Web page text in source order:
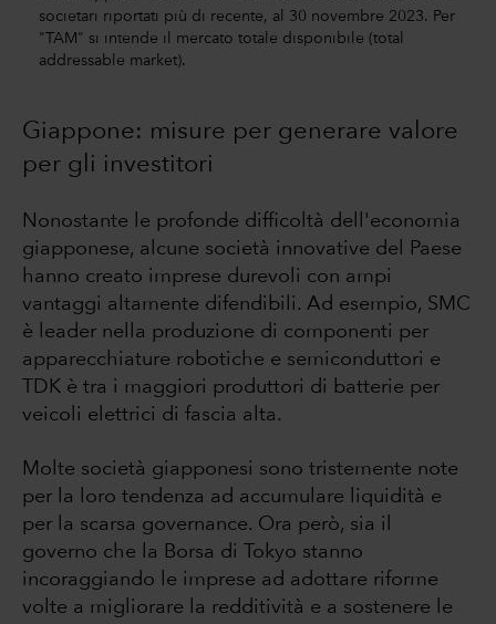
societari riportati più di recente, al 30 novembre 2023. Per
"TAM" si intende il mercato totale disponibile (total
addressable market).
Giappone: misure per generare valore
per gli investitori
Nonostante le profonde difficoltà dell'economia
giapponese, alcune società innovative del Paese
hanno creato imprese durevoli con ampi
vantaggi altamente difendibili. Ad esempio, SMC
è leader nella produzione di componenti per
apparecchiature robotiche e semiconduttori e
TDK è tra i maggiori produttori di batterie per
veicoli elettrici di fascia alta.
Molte società giapponesi sono tristemente note
per la loro tendenza ad accumulare liquidità e
per la scarsa governance. Ora però, sia il
governo che la Borsa di Tokyo stanno
incoraggiando le imprese ad adottare riforme
volte a migliorare la redditività e a sostenere le